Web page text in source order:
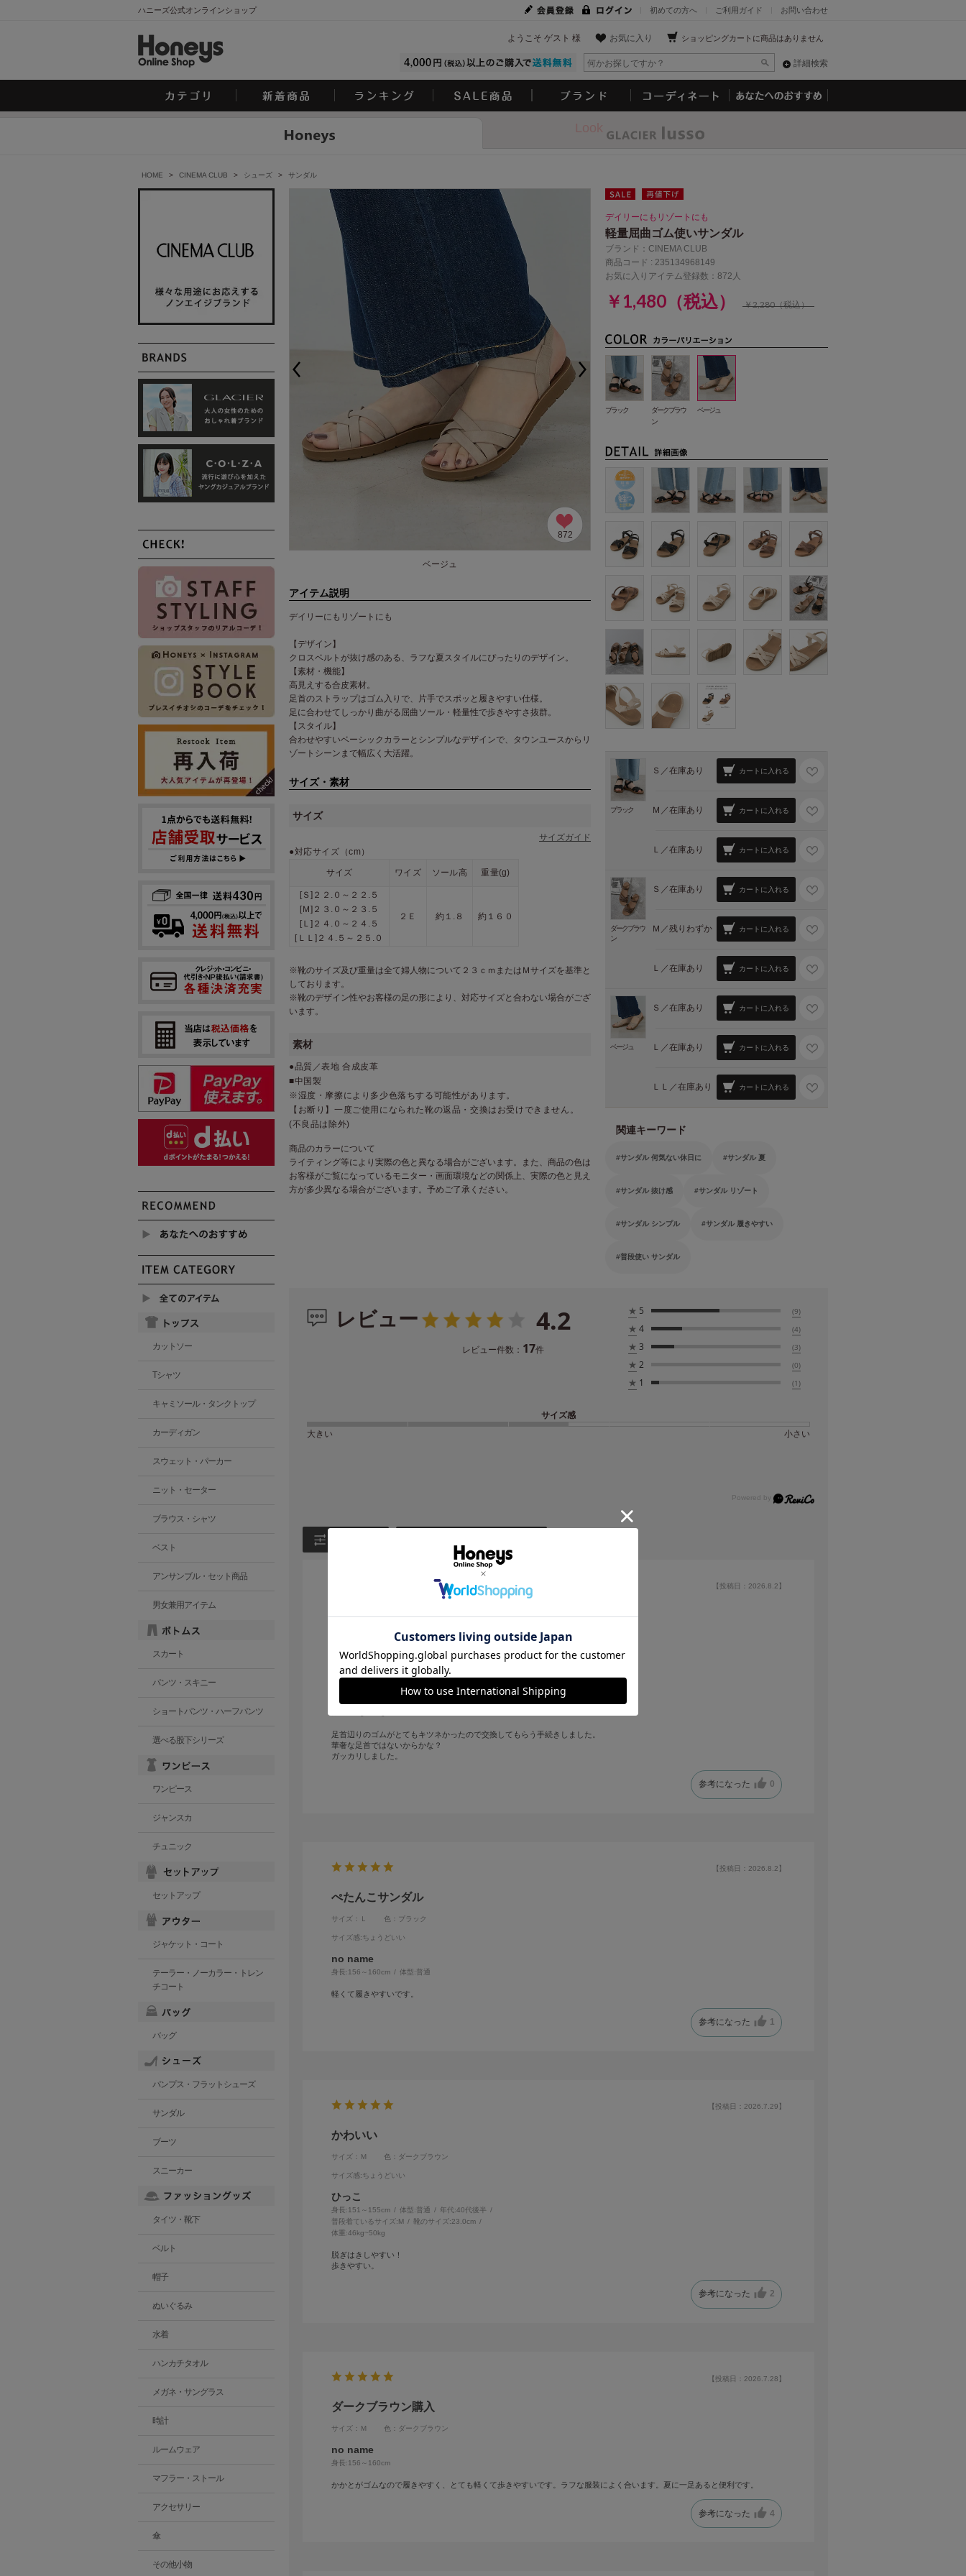
ハニーズ公式オンラインショップ お問い合わせ
ご利用ガイド
初めての方へ
ショッピングカートに商品はありません
お気に入り
ようこそ ゲスト 様
詳細検索
Look
HOME > CINEMA CLUB > シューズ > サンダル
872
ベージュ
アイテム説明
デイリーにもリゾートにも
【デザイン】
クロスベルトが抜け感のある、ラフな夏スタイルにぴったりのデザイン。
【素材・機能】
高見えする合皮素材。
足首のストラップはゴム入りで、片手でスポッと履きやすい仕様。
足に合わせてしっかり曲がる屈曲ソール・軽量性で歩きやすさ抜群。
【スタイル】
合わせやすいベーシックカラーとシンプルなデザインで、タウンユースからリ
ゾートシーンまで幅広く大活躍。
サイズ・素材
サイズ
サイズガイド
●対応サイズ（cm）
サイズ ワイズ ソール高 重量(g)
[Ｓ]２２.０～２２.５
[Ｍ]２３.０～２３.５
[Ｌ]２４.０～２４.５
[ＬＬ]２４.５～２５.０
２Ｅ 約１.８ 約１６０
※靴のサイズ及び重量は全て婦人物について２３ｃｍまたはＭサイズを基準と
しております。
※靴のデザイン性やお客様の足の形により、対応サイズと合わない場合がござ
います。
素材
●品質／表地 合成皮革
■中国製
※湿度・摩擦により多少色落ちする可能性があります。
【お断り】一度ご使用になられた靴の返品・交換はお受けできません。
(不良品は除外)
商品のカラーについて
ライティング等により実際の色と異なる場合がございます。また、商品の色は
お客様がご覧になっているモニター・画面環境などの関係上、実際の色と見え
方が多少異なる場合がございます。予めご了承ください。
デイリーにもリゾートにも
軽量屈曲ゴム使いサンダル
ブランド： CINEMA CLUB
商品コード : 235134968149
お気に入りアイテム登録数：872人
￥1,480（税込） ￥2,280（税込）
ブラック
ダークブラウ
ン
ベージュ
ブラック
Ｓ／在庫あり カートに入れる
Ｍ／在庫あり カートに入れる
Ｌ／在庫あり カートに入れる
ダークブラウ
ン
Ｓ／在庫あり カートに入れる
Ｍ／残りわずか カートに入れる
Ｌ／在庫あり カートに入れる
ベージュ
Ｓ／在庫あり カートに入れる
Ｌ／在庫あり カートに入れる
ＬＬ／在庫あり カートに入れる
関連キーワード
サンダル 何気ない休日に サンダル 夏
サンダル 抜け感 サンダル リゾート
サンダル シンプル サンダル 履きやすい
普段使い サンダル
レビュー 4.2
レビュー件数： 17件
★ 5 (9)
★ 4 (4)
★ 3 (3)
★ 2 (0)
★ 1 (1)
サイズ感
大きい
小さい
【投稿日：2026.8.2】
楽に履けるかと思ってかいましたが
色：ブラック
サイズ感 :少し小さい
アメまま
体型:ぽっちゃり 年代:60代～
普段着ているサイズ:
足首辺りのゴムがとてもキツネかったので交換してもらう手続きしました。
華奢な足首ではないからかな？
ガッカリしました。
参考になった 0
【投稿日：2026.8.2】
ぺたんこサンダル
サイズ：Ｌ 色：ブラック
サイズ感:ちょうどいい
no name
身長:156～160cm 体型: 普通
軽くて履きやすいです。
参考になった 1
【投稿日：2026.7.29】
かわいい
サイズ：Ｍ 色：ダークブラウン
サイズ感:ちょうどいい
ひっこ
身長:151～155cm 体型: 普通 年代:40代後半
普段着ているサイズ:M 靴のサイズ:23.0cm
体重:46kg~50kg
脱ぎはきしやすい！
歩きやすい。
参考になった 2
【投稿日：2026.7.28】
ダークブラウン購入
サイズ：Ｍ 色：ダークブラウン
no name
身長:156～160cm
かかとがゴムなので履きやすく、とても軽くて歩きやすいです。ラフな服装によく合います。夏に一足あると便利です。
参考になった 4
カットソー
Tシャツ
キャミソール・タンクトップ
カーディガン
スウェット・パーカー
ニット・セーター
ブラウス・シャツ
ベスト
アンサンブル・セット商品
男女兼用アイテム
スカート
パンツ・スキニー
ショートパンツ・ハーフパンツ
選べる股下シリーズ
ワンピース
ジャンスカ
チュニック
セットアップ
ジャケット・コート
テーラー・ノーカラー・トレン
チコート
バッグ
パンプス・フラットシューズ
サンダル
ブーツ
スニーカー
タイツ・靴下
ベルト
帽子
ぬいぐるみ
水着
ハンカチタオル
メガネ・サングラス
時計
ルームウェア
マフラー・ストール
アクセサリー
傘
その他小物